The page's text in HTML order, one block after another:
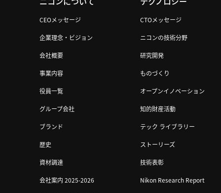
CEOメッセージ
企業理念・ビジョン
会社概要
事業内容
役員一覧
グループ会社
ブランド
歴史
資材調達
会社案内 2025-2026
CTOメッセージ
ニコンの技術分野
研究開発
ものづくり
オープンイノベーション
知的財産活動
テック ライブラリー
ストーリーズ
技術表彰
Nikon Research Report